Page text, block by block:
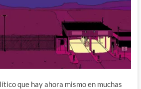
que hay ahora mismo en muchas